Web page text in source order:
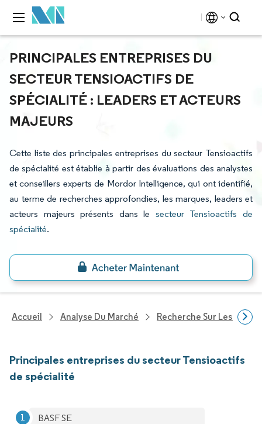
PRINCIPALES ENTREPRISES DU
SECTEUR TENSIOACTIFS DE
SPÉCIALITÉ : LEADERS ET ACTEURS
MAJEURS
Cette liste des principales entreprises du secteur Tensioactifs
de spécialité est établie à partir des évaluations des analystes
et conseillers experts de Mordor Intelligence, qui ont identifié,
au terme de recherches approfondies, les marques, leaders et
acteurs majeurs présents dans le secteur Tensioactifs de
spécialité.
Accueil Analyse Du Marché Recherche Sur Les
Principales entreprises du secteur Tensioactifs
de spécialité
BASF SE